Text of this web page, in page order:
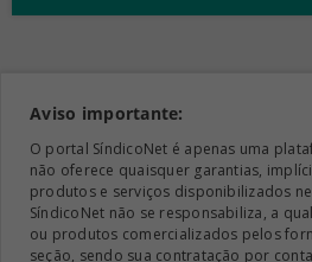
Aviso importante:
O portal SíndicoNet é apenas uma
não oferece quaisquer garantias,
produtos e serviços disponibilizados
SíndicoNet não se responsabiliza, a
ou produtos comercializados pelos
seção, sendo sua contratação por